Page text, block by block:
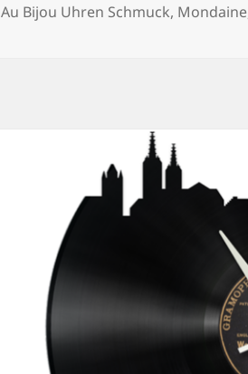
Au Bijou Uhren Schmuck, Mondaine